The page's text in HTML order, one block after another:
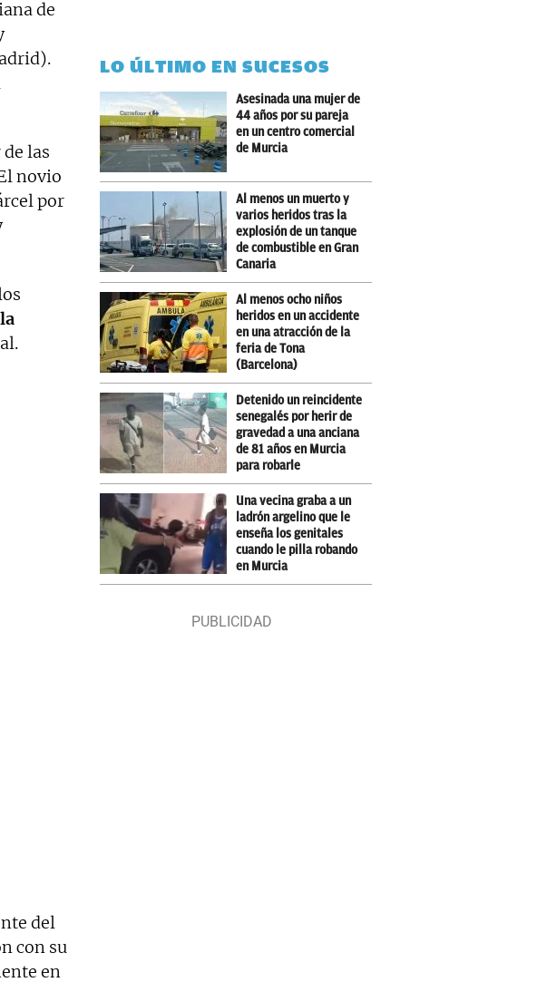
de
las
novio
por
la
del
con su
en
LO ÚLTIMO EN SUCESOS
Asesinada una mujer de
44 años por su pareja
en un centro comercial
de Murcia
Al menos un muerto y
varios heridos tras la
explosión de un tanque
de combustible en Gran
Canaria
Al menos ocho niños
heridos en un accidente
en una atracción de la
feria de Tona
(Barcelona)
Detenido un reincidente
senegalés por herir de
gravedad a una anciana
de 81 años en Murcia
para robarle
Una vecina graba a un
ladrón argelino que le
enseña los genitales
cuando le pilla robando
en Murcia